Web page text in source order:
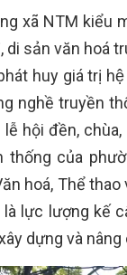
xã NTM kiểu
di sản văn hoá
huy giá trị
nghề truyền
lễ hội đền,
thống của
hoá, Thể
lực lượng kế
dựng và